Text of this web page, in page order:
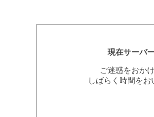
現在サーバ
ご迷惑をおか
しばらく時間を